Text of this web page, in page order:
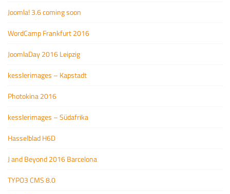
Joomla! 3.6 coming soon
WordCamp Frankfurt 2016
JoomlaDay 2016 Leipzig
kesslerimages – Kapstadt
Photokina 2016
kesslerimages – Südafrika
Hasselblad H6D
J and Beyond 2016 Barcelona
TYPO3 CMS 8.0